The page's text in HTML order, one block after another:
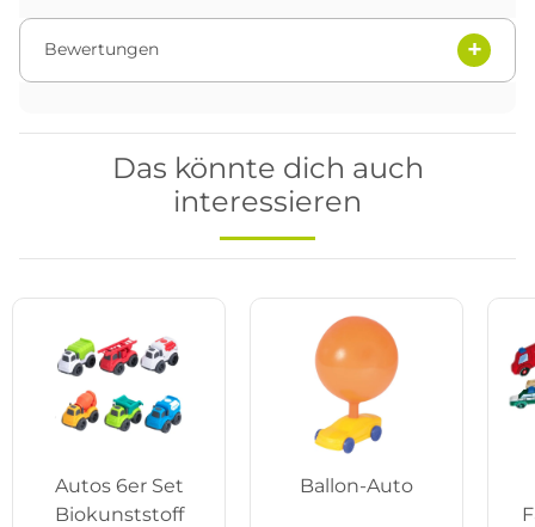
Bewertungen
Das könnte dich auch
interessieren
Autos 6er Set
Biokunststoff
Ballon-Auto